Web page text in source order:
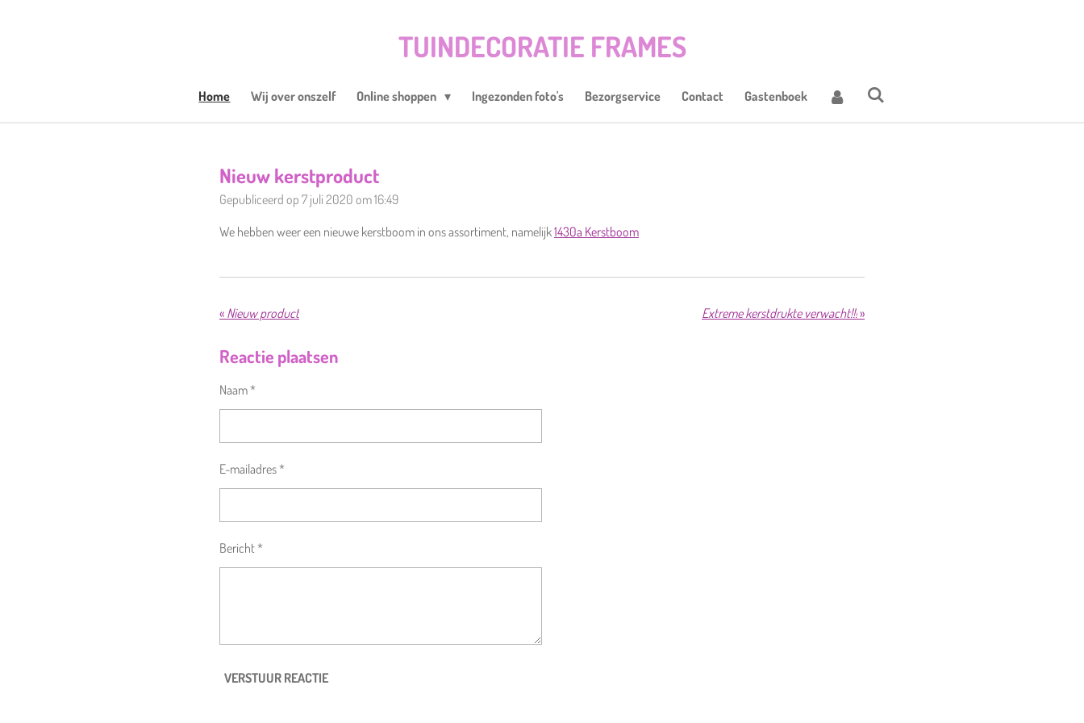
TUINDECORATIE FRAMES
Home Wij over onszelf Online shoppen Ingezonden foto's Bezorgservice Contact Gastenboek
Nieuw kerstproduct
Gepubliceerd op 7 juli 2020 om 16:49
We hebben weer een nieuwe kerstboom in ons assortiment, namelijk1430a Kerstboom
« Nieuw product Extreme kerstdrukte verwacht!!!»
Reactie plaatsen
Naam *
E-mailadres *
Bericht *
VERSTUUR REACTIE